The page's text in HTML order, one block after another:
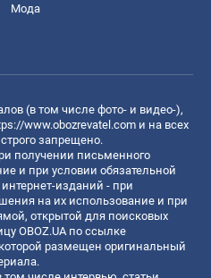
Мода
(в том числе фото- и видео-),
www.obozrevatel.com и на всех
запрещено.
получении письменного
и при условии обязательной
изданий - при
на их использование и при
открытой для поисковых
OBOZ.UA по ссылке
размещен оригинальный